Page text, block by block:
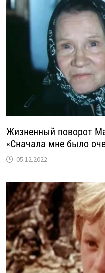
Жизненный поворот
«Сначала мне было
05.12.2022